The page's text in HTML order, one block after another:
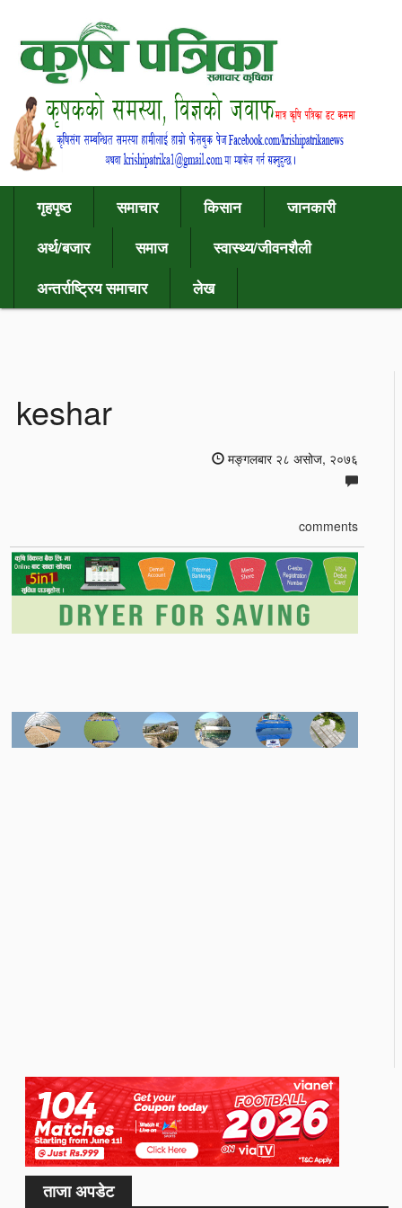
गृहपृष्ठ समाचार किसान
जानकारी
अर्थ/बजार
समाज
स्वास्थ्य/जीवनशैली
अन्तर्राष्ट्रिय समाचार
लेख
keshar
मङ्गलबार २८ असोज, २०७६
comments
ताजा अपडेट